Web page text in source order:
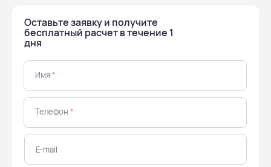
Оставьте заявку и получите
бесплатный расчет в течение 1
дня
Имя*
Телефон *